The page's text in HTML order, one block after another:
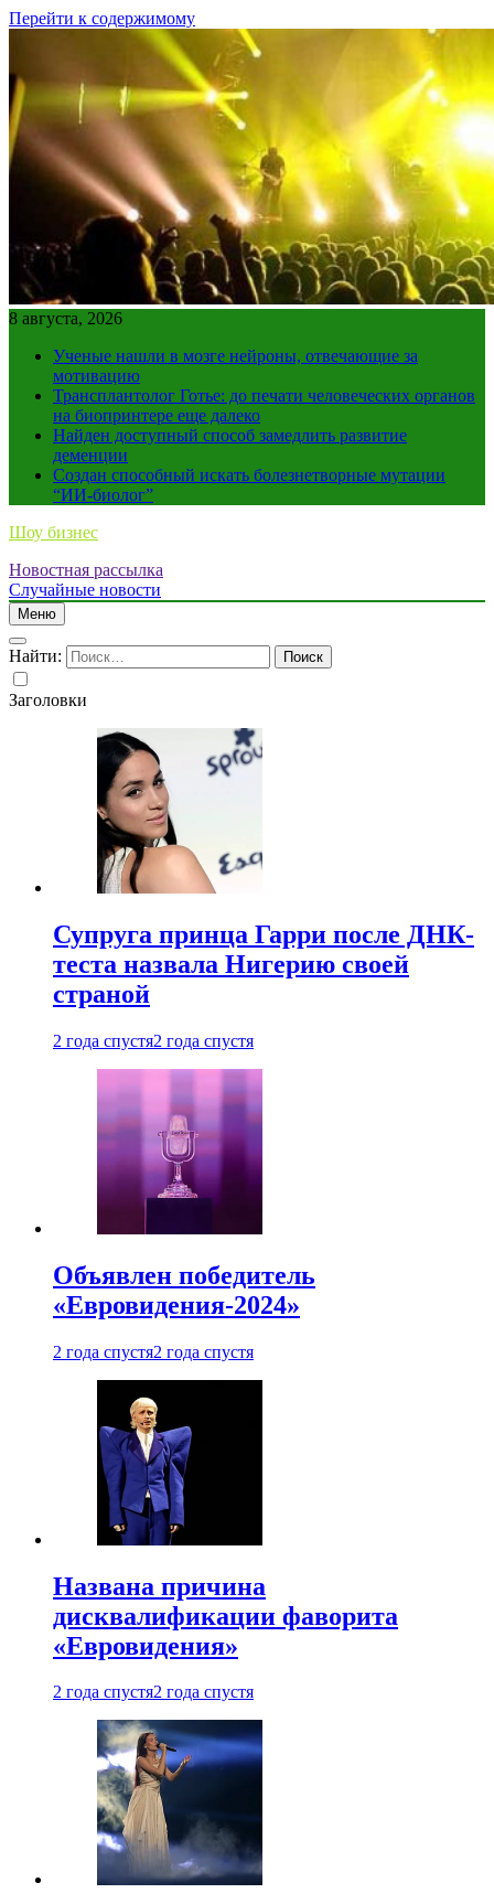
Перейти к содержимому
8 августа, 2026
Ученые нашли в мозге нейроны, отвечающие за
мотивацию
Трансплантолог Готье: до печати человеческих органов
на биопринтере еще далеко
Найден доступный способ замедлить развитие
деменции
Создан способный искать болезнетворные мутации
“ИИ-биолог”
Шоу бизнес
Новостная рассылка
Случайные новости
Меню
Найти:
Заголовки
Супруга принца Гарри после ДНК-
теста назвала Нигерию своей
страной
2 года спустя2 года спустя
Объявлен победитель
«Евровидения-2024»
2 года спустя2 года спустя
Названа причина
дисквалификации фаворита
«Евровидения»
2 года спустя2 года спустя